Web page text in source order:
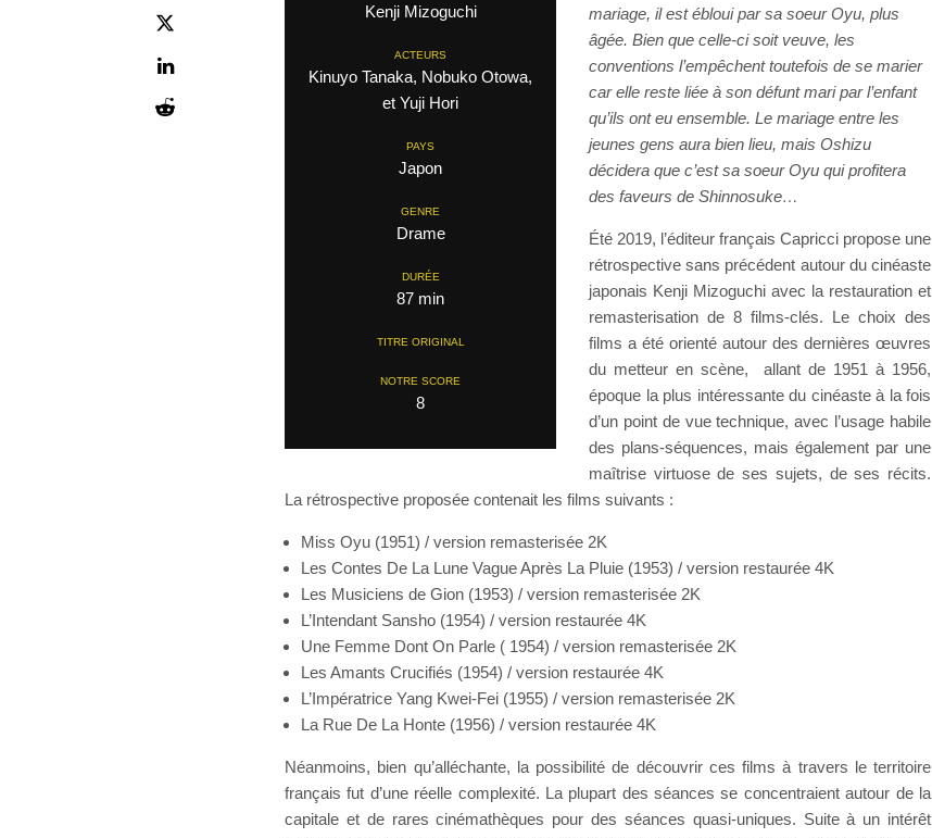
Kenji Mizoguchi
ACTEURS
Kinuyo Tanaka, Nobuko Otowa,
et Yuji Hori
PAYS
Japon
GENRE
Drame
DURÉE
87 min
TITRE ORIGINAL
NOTRE SCORE
8
mariage, il est ébloui par sa soeur Oyu, plus
âgée. Bien que celle-ci soit veuve, les
conventions l’empêchent toutefois de se marier
car elle reste liée à son défunt mari par l’enfant
qu’ils ont eu ensemble. Le mariage entre les
jeunes gens aura bien lieu, mais Oshizu
décidera que c’est sa soeur Oyu qui profitera
des faveurs de Shinnosuke…
Été 2019, l’éditeur français Capricci propose une
rétrospective sans précédent autour du cinéaste
japonais Kenji Mizoguchi avec la restauration et
remasterisation de 8 films-clés. Le choix des
films a été orienté autour des dernières œuvres
du metteur en scène, allant de 1951 à 1956,
époque la plus intéressante du cinéaste à la fois
d’un point de vue technique, avec l’usage habile
des plans-séquences, mais également par une
maîtrise virtuose de ses sujets, de ses récits.
La rétrospective proposée contenait les films suivants :
Miss Oyu (1951) / version remasterisée 2K
Les Contes De La Lune Vague Après La Pluie (1953) / version restaurée 4K
Les Musiciens de Gion (1953) / version remasterisée 2K
L’Intendant Sansho (1954) / version restaurée 4K
Une Femme Dont On Parle ( 1954) / version remasterisée 2K
Les Amants Crucifiés (1954) / version restaurée 4K
L’Impératrice Yang Kwei-Fei (1955) / version remasterisée 2K
La Rue De La Honte (1956) / version restaurée 4K
Néanmoins, bien qu’alléchante, la possibilité de découvrir ces films à travers le territoire
français fut d’une réelle complexité. La plupart des séances se concentraient autour de la
capitale et de rares cinémathèques pour des séances quasi-uniques. Suite à un intérêt